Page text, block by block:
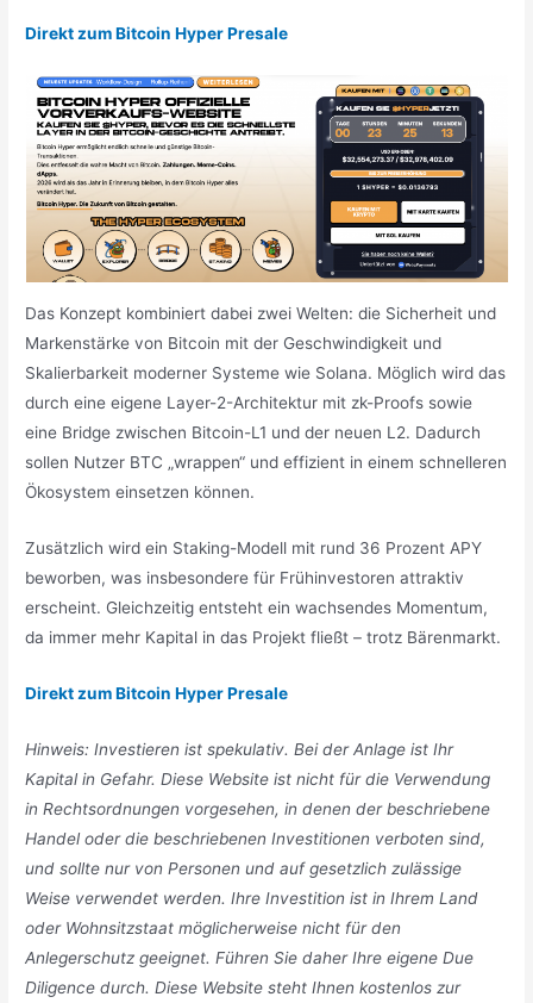
Direkt zum Bitcoin Hyper Presale
Das Konzept kombiniert dabei zwei Welten: die Sicherheit und
Markenstärke von Bitcoin mit der Geschwindigkeit und
Skalierbarkeit moderner Systeme wie Solana. Möglich wird das
durch eine eigene Layer-2-Architektur mit zk-Proofs sowie
eine Bridge zwischen Bitcoin-L1 und der neuen L2. Dadurch
sollen Nutzer BTC „wrappen“ und effizient in einem schnelleren
Ökosystem einsetzen können.
Zusätzlich wird ein Staking-Modell mit rund 36 Prozent APY
beworben, was insbesondere für Frühinvestoren attraktiv
erscheint. Gleichzeitig entsteht ein wachsendes Momentum,
da immer mehr Kapital in das Projekt fließt – trotz Bärenmarkt.
Direkt zum Bitcoin Hyper Presale
Hinweis: Investieren ist spekulativ. Bei der Anlage ist Ihr
Kapital in Gefahr. Diese Website ist nicht für die Verwendung
in Rechtsordnungen vorgesehen, in denen der beschriebene
Handel oder die beschriebenen Investitionen verboten sind,
und sollte nur von Personen und auf gesetzlich zulässige
Weise verwendet werden. Ihre Investition ist in Ihrem Land
oder Wohnsitzstaat möglicherweise nicht für den
Anlegerschutz geeignet. Führen Sie daher Ihre eigene Due
Diligence durch. Diese Website steht Ihnen kostenlos zur